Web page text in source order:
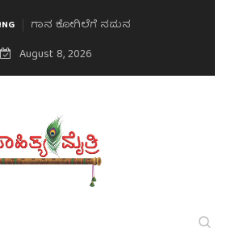
ಗಾನ ಕೋಗಿಲೆಗೆ ನಮನ
August 8, 2026